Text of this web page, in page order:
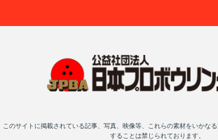
このサイトに掲載されている記事、写真、映像等、これらの素材をいかな
することは禁じられております。